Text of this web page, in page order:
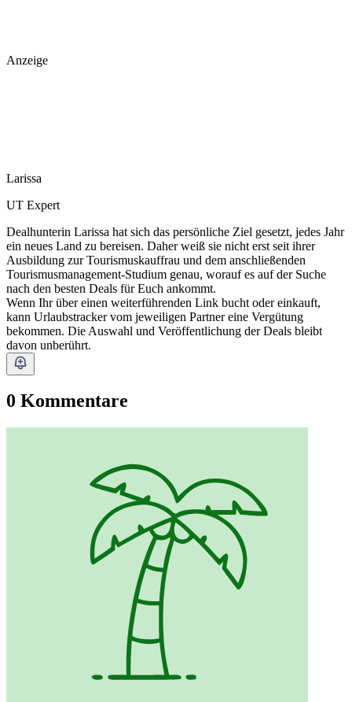
Anzeige
Larissa
UT Expert
Dealhunterin Larissa hat sich das persönliche Ziel gesetzt, jedes Jahr
ein neues Land zu bereisen. Daher weiß sie nicht erst seit ihrer
Ausbildung zur Tourismuskauffrau und dem anschließenden
Tourismusmanagement-Studium genau, worauf es auf der Suche
nach den besten Deals für Euch ankommt.
Wenn Ihr über einen weiterführenden Link bucht oder einkauft,
kann Urlaubstracker vom jeweiligen Partner eine Vergütung
bekommen. Die Auswahl und Veröffentlichung der Deals bleibt
davon unberührt.
0 Kommentare